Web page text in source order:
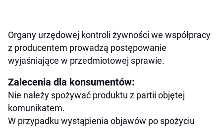
Organy urzędowej kontroli żywności we współpracy
z producentem prowadzą postępowanie
wyjaśniające w przedmiotowej sprawie.
Zalecenia dla konsumentów:
Nie należy spożywać produktu z partii objętej
komunikatem.
W przypadku wystąpienia objawów po spożyciu